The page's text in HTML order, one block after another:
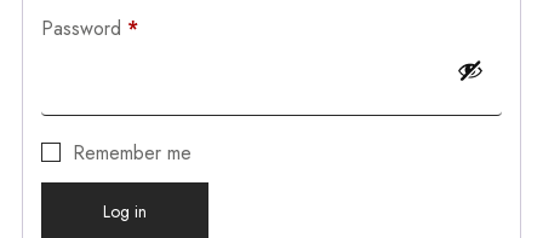
Password *
Remember me
Log in